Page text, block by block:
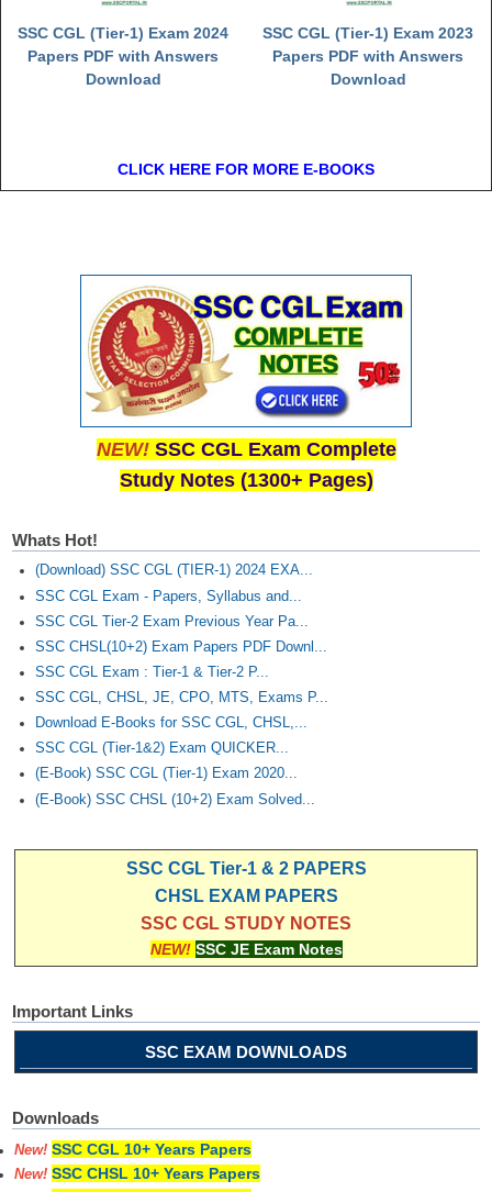
SSC CGL (Tier-1) Exam 2024
Papers PDF with Answers
Download
SSC CGL (Tier-1) Exam 2023
Papers PDF with Answers
Download
CLICK HERE FOR MORE E-BOOKS
NEW! SSC CGL Exam Complete
Study Notes (1300+ Pages)
Whats Hot!
(Download) SSC CGL (TIER-1) 2024 EXA...
SSC CGL Exam - Papers, Syllabus and...
SSC CGL Tier-2 Exam Previous Year Pa...
SSC CHSL(10+2) Exam Papers PDF Downl...
SSC CGL Exam : Tier-1 & Tier-2 P...
SSC CGL, CHSL, JE, CPO, MTS, Exams P...
Download E-Books for SSC CGL, CHSL,...
SSC CGL (Tier-1&2) Exam QUICKER...
(E-Book) SSC CGL (Tier-1) Exam 2020...
(E-Book) SSC CHSL (10+2) Exam Solved...
SSC CGL Tier-1 & 2 PAPERS
CHSL EXAM PAPERS
SSC CGL STUDY NOTES
NEW! SSC JE Exam Notes
Important Links
SSC EXAM DOWNLOADS
Downloads
New! SSC CGL 10+ Years Papers
New! SSC CHSL 10+ Years Papers